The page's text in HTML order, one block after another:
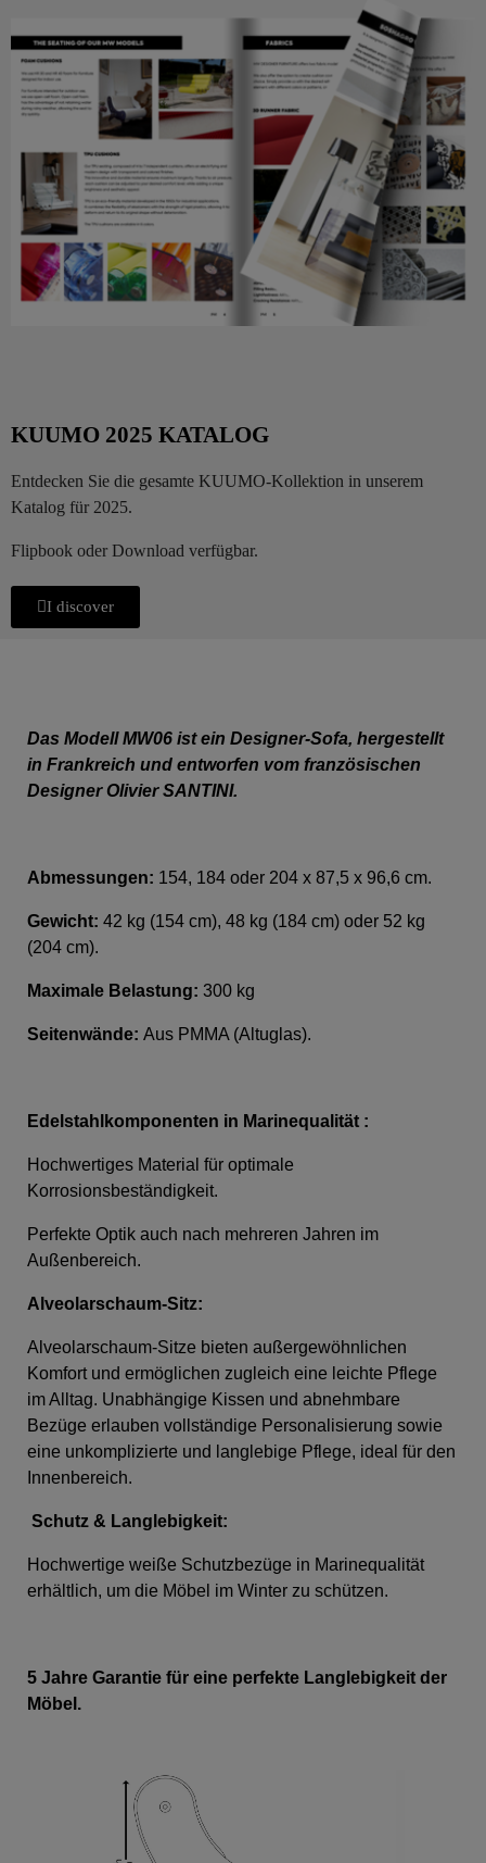
KUUMO 2025 KATALOG
Entdecken Sie die gesamte KUUMO-Kollektion in unserem
Katalog für 2025.
Flipbook oder Download verfügbar.
I discover
Das Modell MW06 ist ein Designer-Sofa, hergestellt
in Frankreich und entworfen vom französischen
Designer Olivier SANTINI.
Abmessungen: 154, 184 oder 204 x 87,5 x 96,6 cm.
Gewicht: 42 kg (154 cm), 48 kg (184 cm) oder 52 kg
(204 cm).
Maximale Belastung: 300 kg
Seitenwände: Aus PMMA (Altuglas).
Edelstahlkomponenten in Marinequalität :
Hochwertiges Material für optimale
Korrosionsbeständigkeit.
Perfekte Optik auch nach mehreren Jahren im
Außenbereich.
Alveolarschaum-Sitz:
Alveolarschaum-Sitze bieten außergewöhnlichen
Komfort und ermöglichen zugleich eine leichte Pflege
im Alltag. Unabhängige Kissen und abnehmbare
Bezüge erlauben vollständige Personalisierung sowie
eine unkomplizierte und langlebige Pflege, ideal für den
Innenbereich.
Schutz & Langlebigkeit:
Hochwertige weiße Schutzbezüge in Marinequalität
erhältlich, um die Möbel im Winter zu schützen.
5 Jahre Garantie für eine perfekte Langlebigkeit der
Möbel.